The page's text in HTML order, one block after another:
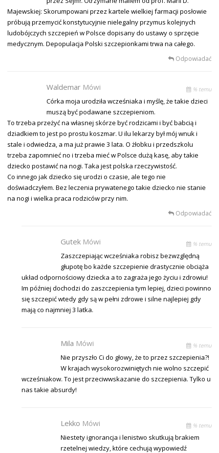
Majewskiej: Skorumpowani przez kartele wielkiej farmacji posłowie
próbują przemycić konstytucyjnie nielegalny przymus kolejnych
ludobójczych szczepień w Polsce dopisany do ustawy o sprzęcie
medycznym. Depopulacja Polski szczepionkami trwa na całego.
Odpowiadać
Waldemar Mówi % temu
Córka moja urodziła wcześniaka i myślę, że takie dzieci
muszą być podawane szczepieniom.
To trzeba przeżyć na własnej skórze być rodzicami i być babcią i
dziadkiem to jest po prostu koszmar. U ilu lekarzy był mój wnuk i
stale i odwiedza, a ma już prawie 3 lata. O żłobku i przedszkolu
trzeba zapomnieć no i trzeba mieć w Polsce dużą kasę, aby takie
dziecko postawić na nogi. Taka jest polska rzeczywistość.
Co innego jak dziecko się urodzi o czasie, ale tego nie
doświadczyłem. Bez leczenia prywatenego takie dziecko nie stanie
na nogi i wielka praca rodziców przy nim.
Odpowiadać
Gutek Mówi % temu
Zaszczepiając wcześniaka robisz bezwzględną
głupotę bo każde szczepienie drastycznie obciąża
układ odpornościowy dziecka a to zagraża jego życiu i zdrowiu!
Im później dochodzi do zaszczepienia tym lepiej, dzieci powinno
się szczepić wtedy gdy są w pełni zdrowe i silne najlepiej gdy
mają co najmniej 3 latka.
Mila Mówi % temu
Nie przyszło Ci do głowy, że to przez szczepienia?!
W krajach wysokorozwiniętych nie wolno szczepić
wcześniakow. To jest przeciwwskazanie do szczepienia. Tylko u
nas takie absurdy!
Lekko Mówi % temu
Niestety ignorancja i lenistwo skutkują brakiem
rzetelnej wiedzy, które cechują wypowiedź